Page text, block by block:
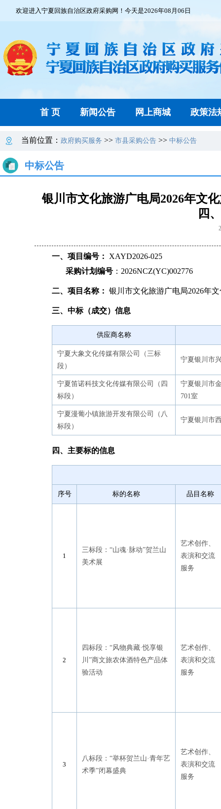
欢迎进入宁夏回族自治区政府采购网！今天是2026年08月06日
首 页 新闻公告 网上商城 政策法
当前位置： 政府购买服务 >> 市县采购公告 >> 中标公告
中标公告
银川市文化旅游广电局2026年文
四
一、项目编号：
XAYD2026-025
采购计划编号 ：2026NCZ(YC)002776
二、项目名称： 银川市文化旅游广电局2026年
三、中标（成交）信息
供应商名称
宁夏大象文化传媒有限公司（三标
段）
宁夏银川市
宁夏笛诺科技文化传媒有限公司（四
标段）
宁夏银川市
701室
宁夏漫葡小镇旅游开发有限公司（八
标段）
宁夏银川市
四、主要标的信息
序号 标的名称 品目名称
三标段：“山魂·脉动”贺兰山
美术展
艺术创作、
表演和交流
服务
四标段：“风物典藏·悦享银
川”商文旅农体酒特色产品体
验活动
艺术创作、
表演和交流
服务
八标段：“举杯贺兰山·青年艺
术季”闭幕盛典
艺术创作、
表演和交流
服务